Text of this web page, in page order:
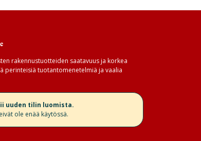
rakennustuotteiden saatavuus ja korkea
perinteisiä tuotantomenetelmiä ja vaalia
uuden tilin luomista.
ole enää käytössä.